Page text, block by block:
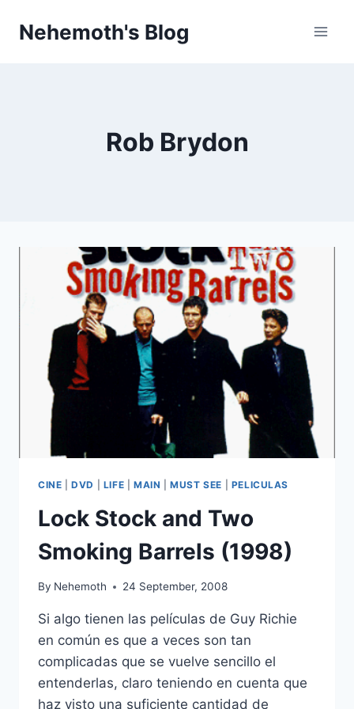
Nehemoth's Blog
Rob Brydon
CINE |DVD LIFE MAIN |MUST SEE PELICULAS
Lock Stock and Two
Smoking Barrels (1998)
By Nehemoth 24 September, 2008
Si algo tienen las películas de Guy Richie
en común es que a veces son tan
complicadas que se vuelve sencillo el
entenderlas, claro teniendo en cuenta que
haz visto una suficiente cantidad de